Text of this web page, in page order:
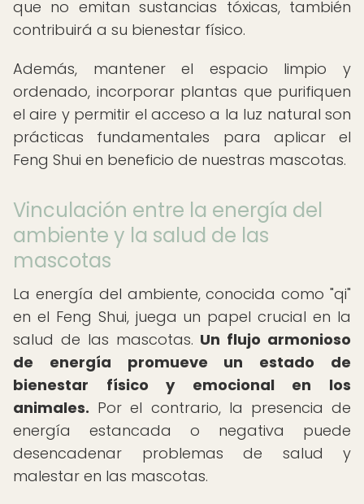
que no emitan sustancias tóxicas, también
contribuirá a su bienestar físico.
Además, mantener el espacio limpio y
ordenado, incorporar plantas que purifiquen
el aire y permitir el acceso a la luz natural son
prácticas fundamentales para aplicar el
Feng Shui en beneficio de nuestras mascotas.
Vinculación entre la energía del
ambiente y la salud de las
mascotas
La energía del ambiente, conocida como "qi"
en el Feng Shui, juega un papel crucial en la
salud de las mascotas. Un flujo armonioso
de energía promueve un estado de
bienestar físico y emocional en los
animales. Por el contrario, la presencia de
energía estancada o negativa puede
desencadenar problemas de salud y
malestar en las mascotas.